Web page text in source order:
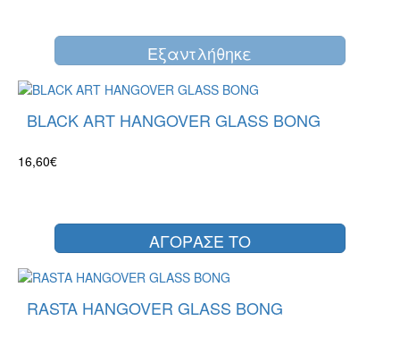
Eξαντλήθηκε
BLACK ART HANGOVER GLASS BONG
16,60€
ΑΓΟΡΑΣΕ ΤΟ
RASTA HANGOVER GLASS BONG